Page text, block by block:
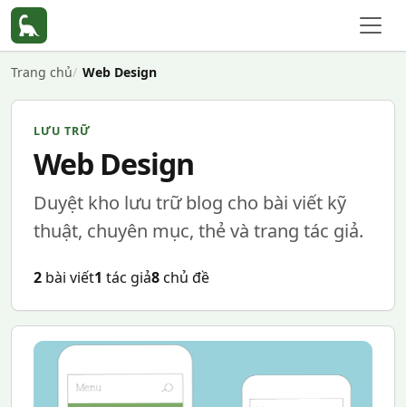
Trang chủ Web Design
LƯU TRỮ
Web Design
Duyệt kho lưu trữ blog cho bài viết kỹ
thuật, chuyên mục, thẻ và trang tác giả.
2 bài viết1 tác giả8chủ đề